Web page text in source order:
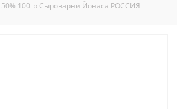
100гр Сыроварни Йонаса РОССИЯ